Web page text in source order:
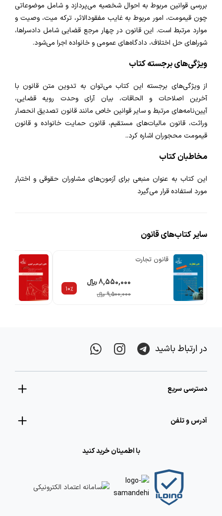
بررسی قوانین مربوط به احوال شخصیه می‌پردازد و شامل موضوعاتی
چون قیمومت، امور مربوط به غایب مفقود‌الاثر، ترکه میت، وصیت و
موارد مرتبط است. این قانون در چهار مرجع قضایی شامل دادسراها،
شوراهای حل اختلاف، دادگاه‌های عمومی و خانواده اجرا می‌شود.
ویژگی‌های برجسته کتاب
از ویژگی‌های برجسته این کتاب می‌توان به تدوین متن قانون با
آخرین اصلاحات و الحاقات، بیان آرای وحدت رویه قضایی،
آیین‌نامه‌های مرتبط و سایر قوانین خاص مانند قانون تصدیق انحصار
وراثت، قانون مالیات‌های مستقیم، قانون حمایت خانواده و قانون
قیمومت محجوران اشاره کرد..
مخاطبان کتاب
این کتاب به عنوان منبعی برای آزمون‌های مشاوران حقوقی و اختبار
مورد استفاده قرار می‌گیرد
سایر کتاب‌های قانون
قانون تجارت
8,550,000 ریالء
10%
9,500,000 ریالء
در ارتباط باشید
آدرس و تلفن
دسترسی سریع
با اطمینان خرید کنید